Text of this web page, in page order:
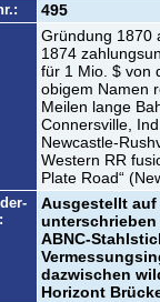
495
Gründung 1870
1874
für 1 Mio. $ von
obigem Namen
Meilen lange
Connersville,
Newcastle-
Western RR
Plate Road“
Ausgestellt
unterschrieben
ABNC-
dazwischen
Horizont